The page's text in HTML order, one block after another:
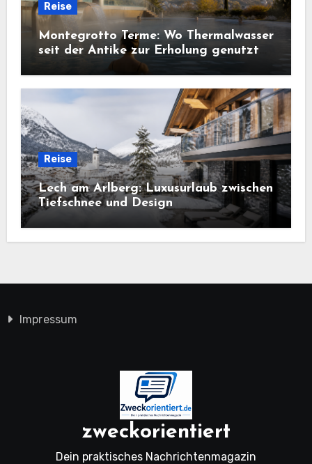
Reise
Montegrotto Terme: Wo Thermalwasser
seit der Antike zur Erholung genutzt
Reise
Lech am Arlberg: Luxusurlaub zwischen
Tiefschnee und Design
Impressum
zweckorientiert
Dein praktisches Nachrichtenmagazin